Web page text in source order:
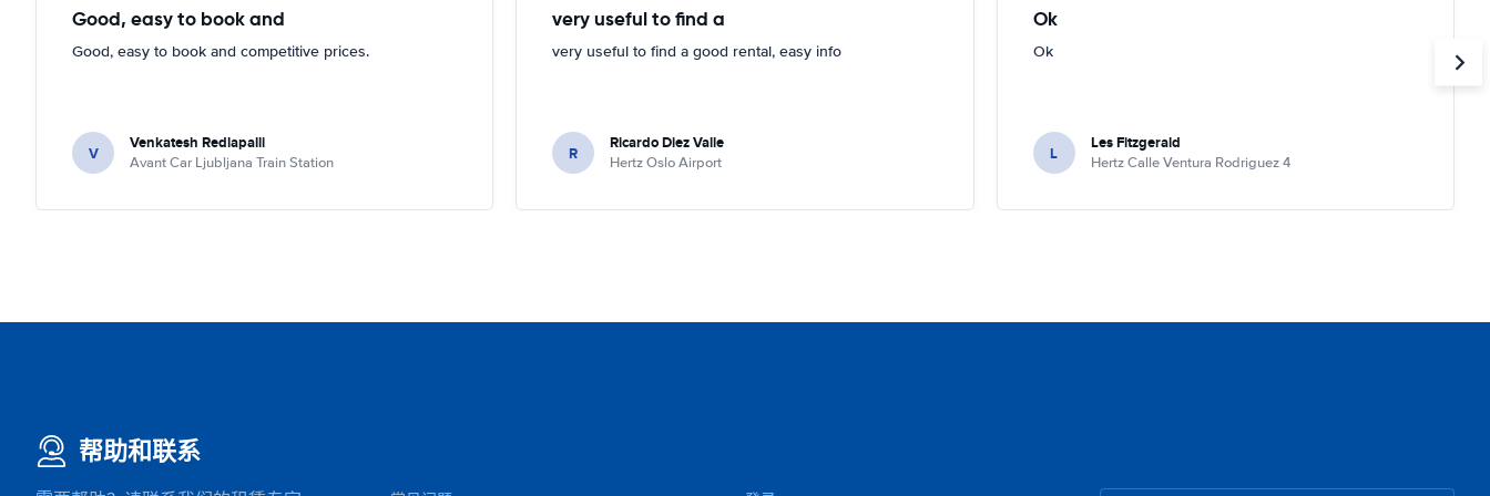
Good, easy to book and
Good, easy to book and competitive prices.
V Venkatesh Redlapalli
Avant Car Ljubljana Train Station
very useful to find a
very useful to find a good rental, easy info
R Ricardo Diez Valle
Hertz Oslo Airport
Ok
Ok
L Les Fitzgerald
Hertz Calle Ventura Rodriguez 4
帮助和联系